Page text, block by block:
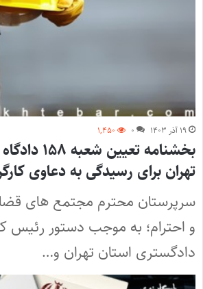
۱۹ آذر ۱۴۰۳ ۰ ۱,۴۵۰
بخشنامه
تهران برای رسیدگی به دعاوی
سرپرستان محترم مجتمع های
و احترام؛ به موجب دستور رئیس
دادگستری استان تهران و…